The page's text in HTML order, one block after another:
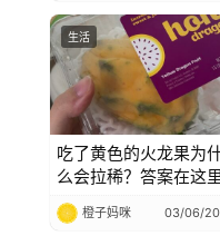
生活
吃了黄色的火龙果为
么会拉稀？答案在这
橙子妈咪 03/06/